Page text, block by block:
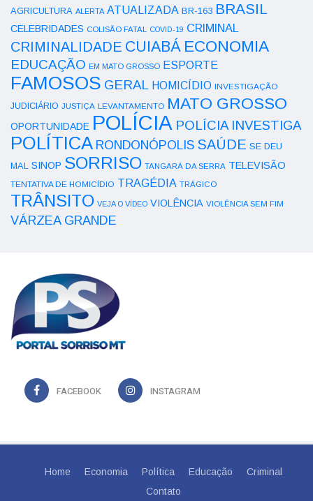
AGRICULTURA ALERTA ATUALIZADA BR-163 BRASIL
CELEBRIDADES COLISÃO FATAL COVID-19 CRIMINAL
CRIMINALIDADE CUIABÁ ECONOMIA
EDUCAÇÃO EM MATO GROSSO ESPORTE
FAMOSOS GERAL HOMICÍDIO INVESTIGAÇÃO
JUDICIÁRIO JUSTIÇA LEVANTAMENTO MATO GROSSO
OPORTUNIDADE POLÍCIA POLÍCIA INVESTIGA
POLÍTICA RONDONÓPOLIS SAÚDE SE DEU
MAL SINOP SORRISO TANGARÁ DA SERRA TELEVISÃO
TENTATIVA DE HOMICÍDIO TRAGÉDIA TRÁGICO
TRÂNSITO VEJA O VÍDEO VIOLÊNCIA VIOLÊNCIA SEM FIM
VÁRZEA GRANDE
FACEBOOK INSTAGRAM
Home Economia Política Educação
Criminal
Contato